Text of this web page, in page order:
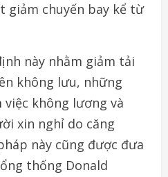
giảm chuyến bay kể từ
này nhằm giảm tải
không lưu, những
không lương và
xin nghỉ do căng
này cũng được đưa
thống Donald